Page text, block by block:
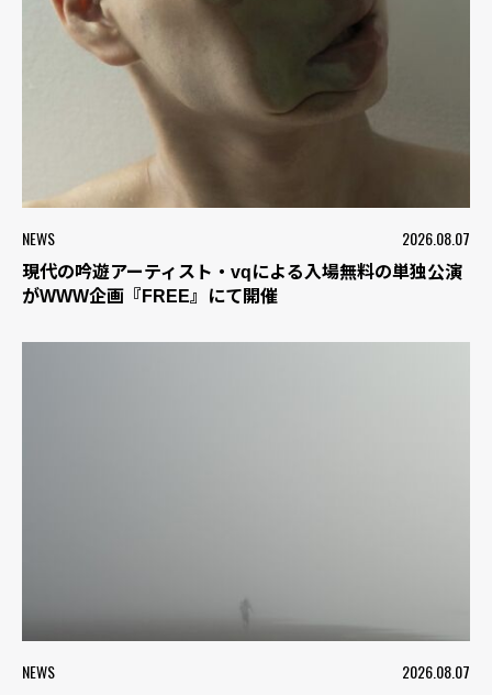
NEWS 2026.08.07
現代の吟遊アーティスト・vqによる入場無料の単独公演
がWWW企画『FREE』にて開催
NEWS 2026.08.07